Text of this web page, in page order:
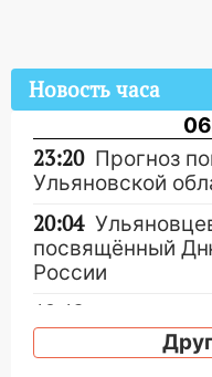
Новость часа
23:20 Прогноз
Ульяновской
20:04
посвящённый
России
19:12
руководителя
наказали за